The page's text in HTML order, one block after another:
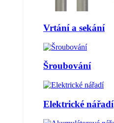
Vrtání a sekání
Šroubování
Elektrické nářadí